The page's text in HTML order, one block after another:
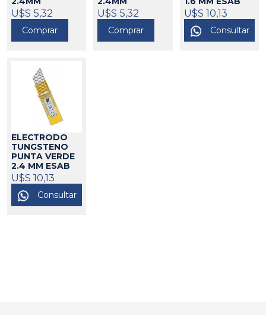
SMARTER
U$S 5,32
Comprar
SMARTER
U$S 5,32
Comprar
605047
U$S 10,13
Consultar
ELECTRODO
TUNGSTENO
PUNTA VERDE
2.4 MM ESAB
605048
U$S 10,13
Consultar